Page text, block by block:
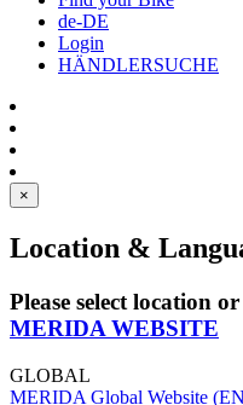
de-DE
Login
HÄNDLERSUCHE
×
Location &
Please select location
MERIDA WEBSITE
GLOBAL
MERIDA Global Website